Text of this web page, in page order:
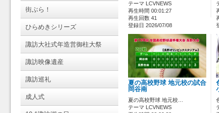
街ぶら！
ひらめきシリーズ
諏訪大社式年造営御柱大祭
諏訪映像遺産
諏訪巡礼
成人式
テーマ LCVNEWS
再生時間 00:01:27
再生回数 41
登録日 2026/07/08
夏の高校野球 地元校の試合
岡谷南
夏の高校野球 地元校…
テーマ LCVNEWS